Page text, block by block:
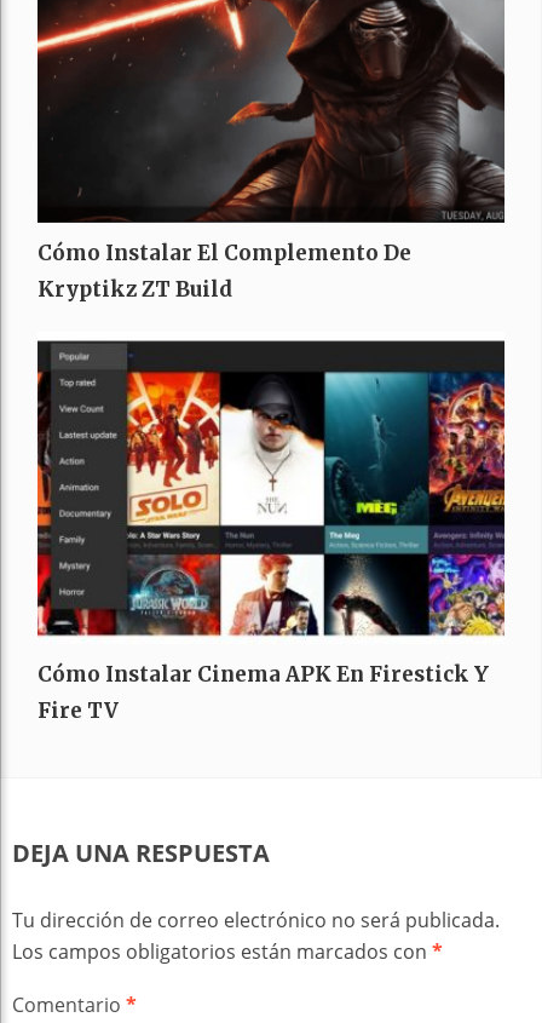
Cómo Instalar El Complemento De
Kryptikz ZT Build
Cómo Instalar Cinema APK En Firestick Y
Fire TV
DEJA UNA RESPUESTA
Tu dirección de correo electrónico no será publicada.
Los campos obligatorios están marcados con *
Comentario *